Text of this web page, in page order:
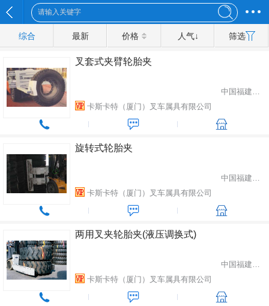
综合 最新 价格 人气↓ 筛选
叉套式夹臂轮胎夹
中国福建省厦门市
卡斯卡特（厦门）叉车属具有限公司
旋转式轮胎夹
中国福建省厦门市
卡斯卡特（厦门）叉车属具有限公司
两用叉夹轮胎夹(液压调换式)
中国福建省厦门市
卡斯卡特（厦门）叉车属具有限公司